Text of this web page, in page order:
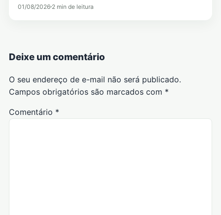
01/08/2026 2 min de leitura
Deixe um comentário
O seu endereço de e-mail não será publicado.
Campos obrigatórios são marcados com *
Comentário *